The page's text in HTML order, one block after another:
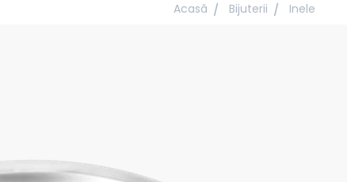
Acasă Bijuterii Inele